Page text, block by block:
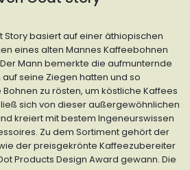
Story basiert auf einer äthiopischen
eines alten Mannes Kaffeebohnen
Mann bemerkte die aufmunternde
seine Ziegen hatten und so
zu rösten, um köstliche Kaffees
sich von dieser außergewöhnlichen
kreiert mit bestem Ingeneurswissen
Zu dem Sortiment gehört der
der preisgekrönte Kaffeezubereiter
Products Design Award gewann. Die